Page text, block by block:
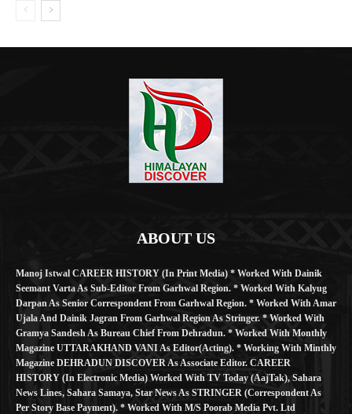
ABOUT US
Manoj Istwal CAREER HISTORY (in Print Media) * Worked With Dainik
Seemant Varta As Sub-Editor From Garhwal Region. * Worked With Kalyug
Darpan As Senior Correspondent From Garhwal Region. * Worked With Amar
Ujala And Dainik Jagran From Garhwal Region As Stringer. * Worked With
Gramya Sandesh As Bureau Chief From Dehradun. * Worked With Monthly
Magazine UTTARAKHAND VANI As Editor(Acting). * Working With Minthly
Magazine DEHRADUN DISCOVER As Associate Editor. CAREER
HISTORY (in Electronic Media) Worked With TV Today (AajTak), Sahara
News Lines, Sahara Samaya, Star News As STRINGER (Correspondent As
Per Story Base Payment). * Worked With M/S Poorab Media Pvt. Ltd